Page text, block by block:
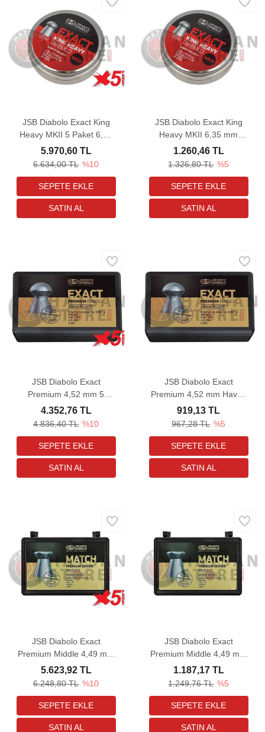
JSB Diabolo Exact King
Heavy MKII 5 Paket 6,35
mm Havalı Tüfek Saçması
(33,95 Grain - 1500 Adet)
6.634,00 TL %10
5.970,60 TL
JSB Diabolo Exact King
Heavy MKII 6,35 mm
Havalı Tüfek Saçması
(33,95 Grain - 300 Adet)
1.326,80 TL %5
1.260,46 TL
JSB Diabolo Exact
Premium 4,52 mm 5
Paket Havalı Tüfek
Saçması (8,44 Grain -
4.836,40 TL %10
4.352,76 TL
JSB Diabolo Exact
Premium 4,52 mm Havalı
Tüfek Saçması (8,44
Grain - 200 Adet)
967,28 TL %5
919,13 TL
JSB Diabolo Exact
Premium Middle 4,49 mm
5 Paket Havalı Tüfek
Saçması (8,02 Grain -
6.248,80 TL %10
5.623,92 TL
JSB Diabolo Exact
Premium Middle 4,49 mm
Havalı Tüfek Saçması
(8,02 Grain - 200 Adet)
1.249,76 TL %5
1.187,17 TL